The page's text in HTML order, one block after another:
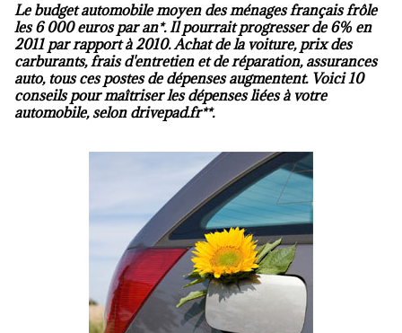
Le budget automobile moyen des ménages français frôle
les 6 000 euros par an*. Il pourrait progresser de 6% en
2011 par rapport à 2010. Achat de la voiture, prix des
carburants, frais d'entretien et de réparation, assurances
auto, tous ces postes de dépenses augmentent. Voici 10
conseils pour maîtriser les dépenses liées à votre
automobile, selon drivepad.fr**.